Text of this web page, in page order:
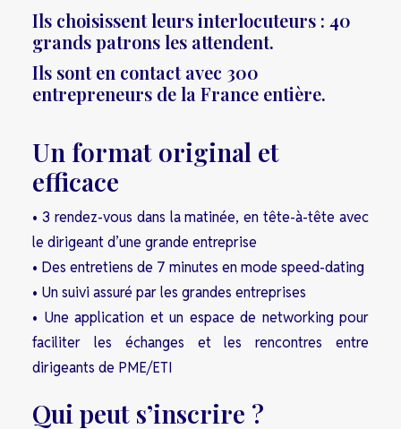
Ils choisissent leurs interlocuteurs : 40
grands patrons les attendent.
Ils sont en contact avec 300
entrepreneurs de la France entière.
Un format original et
efficace
• 3 rendez-vous dans la matinée, en tête-à-tête avec
le dirigeant d’une grande entreprise
• Des entretiens de 7 minutes en mode speed-dating
• Un suivi assuré par les grandes entreprises
• Une application et un espace de networking pour
faciliter les échanges et les rencontres entre
dirigeants de PME/ETI
Qui peut s’inscrire ?